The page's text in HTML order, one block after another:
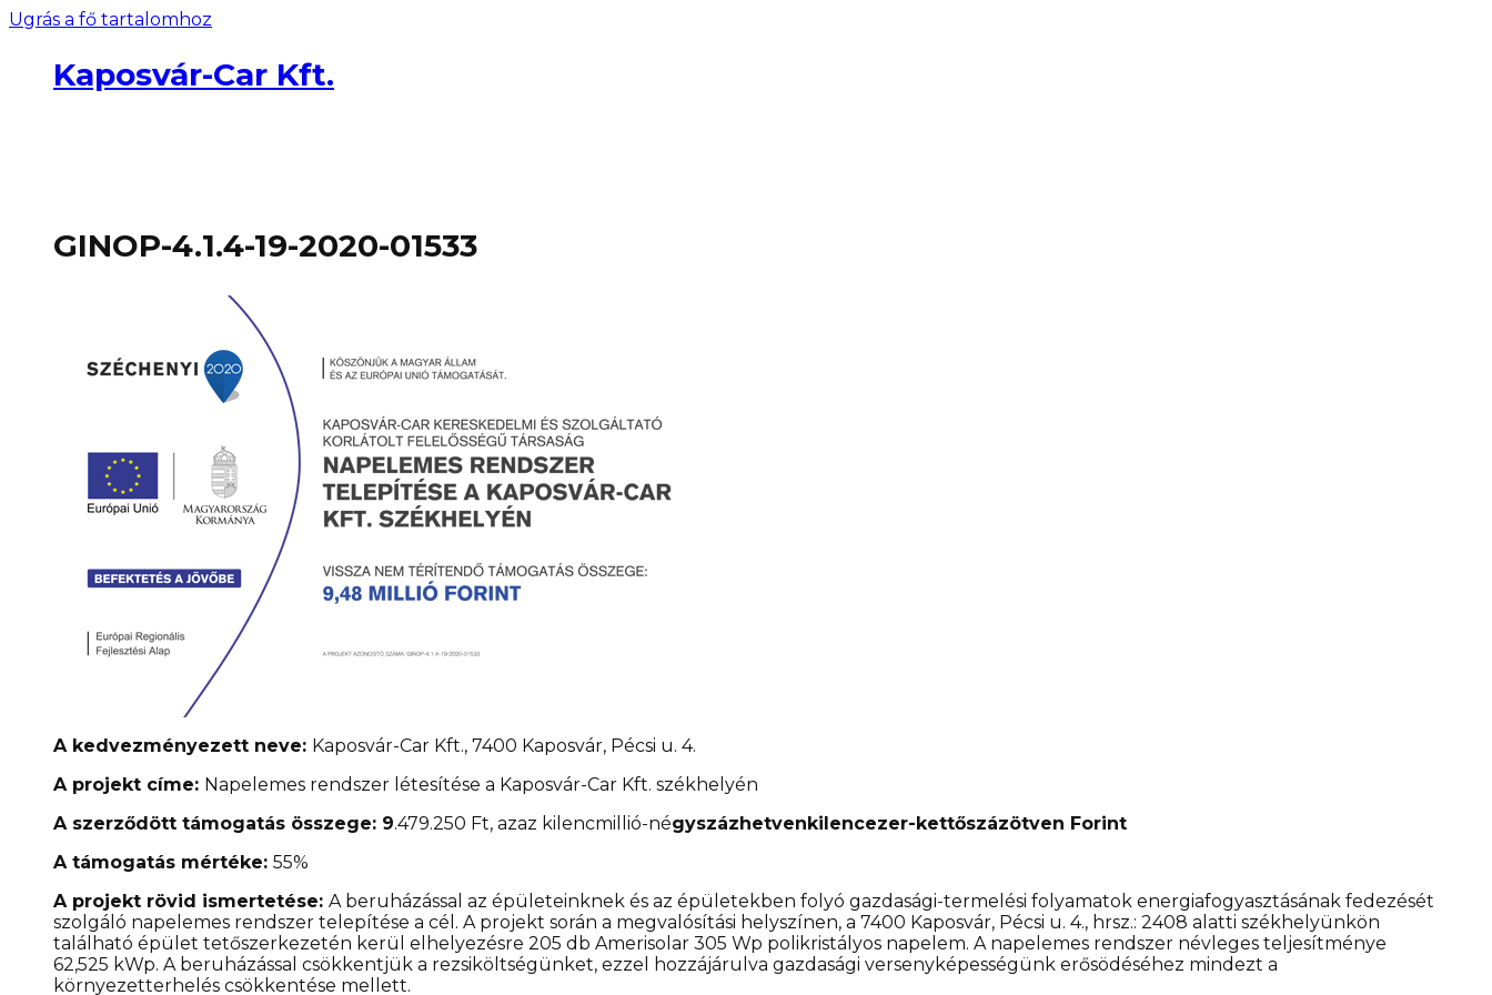
Ugrás a fő tartalomhoz
Kaposvár-Car Kft.
GINOP-4.1.4-19-2020-01533
A kedvezményezett neve: Kaposvár-Car Kft., 7400 Kaposvár, Pécsi u. 4.
A projekt címe: Napelemes rendszer létesítése a Kaposvár-Car Kft. székhelyén
A szerződött támogatás összege: 9.479.250 Ft, azaz kilencmillió-négyszázhetvenkilencezer-kettőszázötven Forint
A támogatás mértéke: 55%
A projekt rövid ismertetése: A beruházással az épületeinknek és az épületekben folyó gazdasági-termelési folyamatok energiafogyasztásának fedezését
szolgáló napelemes rendszer telepítése a cél. A projekt során a megvalósítási helyszínen, a 7400 Kaposvár, Pécsi u. 4., hrsz.: 2408 alatti székhelyünkön
található épület tetőszerkezetén kerül elhelyezésre 205 db Amerisolar 305 Wp polikristályos napelem. A napelemes rendszer névleges teljesítménye
62,525 kWp. A beruházással csökkentjük a rezsiköltségünket, ezzel hozzájárulva gazdasági versenyképességünk erősödéséhez mindezt a
környezetterhelés csökkentése mellett.